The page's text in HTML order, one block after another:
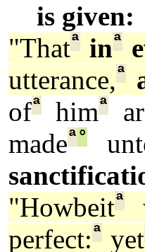
is given:
"Thatª inª
utterance,ª
ofª himª
madeª°
"Howbeitª
perfect:ª yet